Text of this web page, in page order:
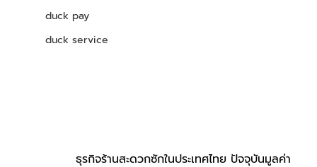
duck pay
duck service